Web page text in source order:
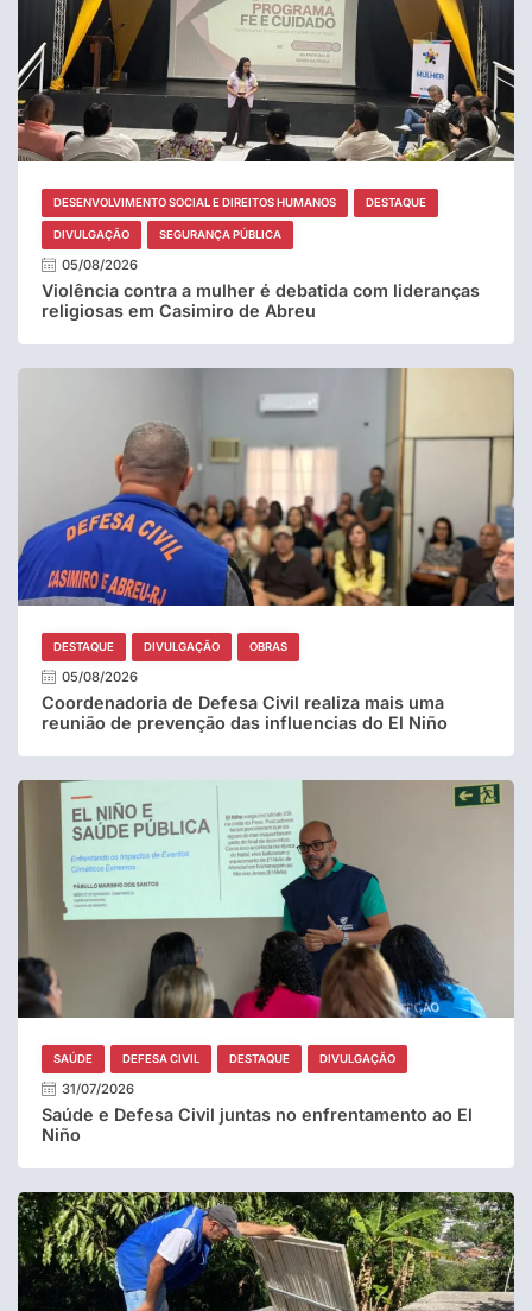
DESENVOLVIMENTO SOCIAL E DIREITOS HUMANOS DESTAQUE
DIVULGAÇÃO SEGURANÇA PÚBLICA
05/08/2026
Violência contra a mulher é debatida com lideranças
religiosas em Casimiro de Abreu
DESTAQUE DIVULGAÇÃO OBRAS
05/08/2026
Coordenadoria de Defesa Civil realiza mais uma
reunião de prevenção das influencias do El Niño
SAÚDE DEFESA CIVIL DESTAQUE DIVULGAÇÃO
31/07/2026
Saúde e Defesa Civil juntas no enfrentamento ao El
Niño